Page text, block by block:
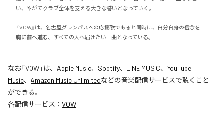
い、やがてクラブ全体を支える大きな誓いとなっていく。
『VOW』は、名古屋グランパスへの応援歌であると同時に、自分自身の信念を
胸に前へ進む、すべての人へ届けたい一曲となっている。
なお「VOW」は、 Apple Music、 Spotify、 LINE MUSIC、 YouTube
Music、 Amazon Music Unlimitedなどの音楽配信サービスで聴くこと
ができる。
各配信サービス： VOW